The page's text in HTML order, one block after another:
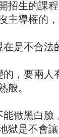
招生的課
主導權的，
是不合法
，要兩
般。
做黑白
獄是不會